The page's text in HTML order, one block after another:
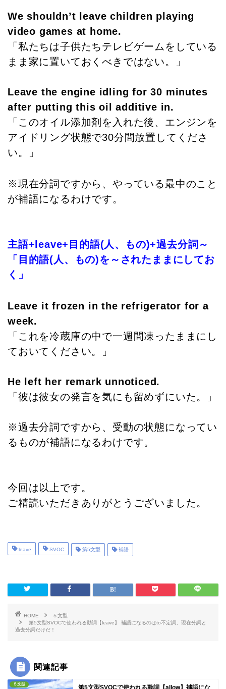
We shouldn’t leave children playing
video games at home.
「私たちは子供たちテレビゲームをしている
まま家に置いておくべきではない。」
Leave the engine idling for 30 minutes
after putting this oil additive in.
「このオイル添加剤を入れた後、エンジンを
アイドリング状態で30分間放置してくださ
い。」
※現在分詞ですから、やっている最中のこと
が補語になるわけです。
主語+leave+目的語(人、もの)+過去分詞～
「目的語(人、もの)を～されたままにしてお
く」
Leave it frozen in the refrigerator for a
week.
「これを冷蔵庫の中で一週間凍ったままにし
ておいてください。」
He left her remark unnoticed.
「彼は彼女の発言を気にも留めずにいた。」
※過去分詞ですから、受動の状態になってい
るものが補語になるわけです。
今回は以上です。
ご精読いただきありがとうございました。
leave SVOC 第5文型 補語
HOME
５文型
第5文型SVOCで使われる動詞【leave】 補語になるのはto不定詞、現在分詞と
過去分詞だけだ！
関連記事
５文型 第5文型SVOCで使われる動詞【allow】補語にな